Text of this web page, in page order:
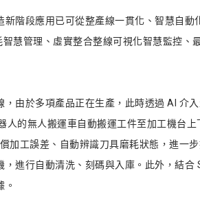
階段應用已可從整產線一貫化、智慧自
慧管理、虛實整合整線可視化智慧監控、
由於多項產品正在生產，此時透過 AI 介
的無人搬運車自動搬運工件至加工機台
加工誤差、自動辨識刀具磨耗狀態，進一
進行自動清洗、刻碼與入庫。此外，結
。